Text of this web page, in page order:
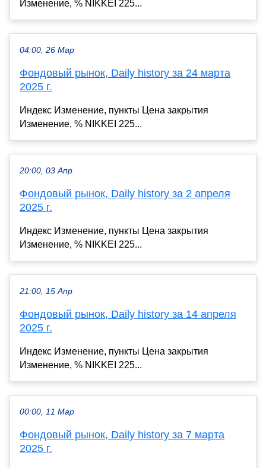
Изменение, % NIKKEI 225...
04:00, 26 Мар
Фондовый рынок, Daily history за 24 марта
2025 г.
Индекс Изменение, пункты Цена закрытия
Изменение, % NIKKEI 225...
20:00, 03 Апр
Фондовый рынок, Daily history за 2 апреля
2025 г.
Индекс Изменение, пункты Цена закрытия
Изменение, % NIKKEI 225...
21:00, 15 Апр
Фондовый рынок, Daily history за 14 апреля
2025 г.
Индекс Изменение, пункты Цена закрытия
Изменение, % NIKKEI 225...
00:00, 11 Мар
Фондовый рынок, Daily history за 7 марта
2025 г.